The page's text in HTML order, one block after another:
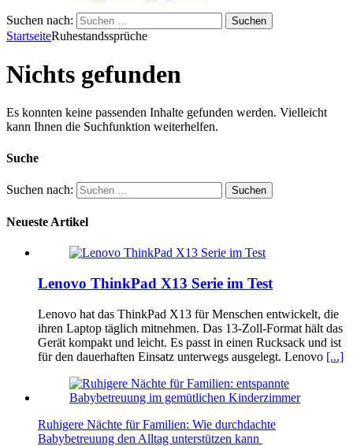
Suchen nach:
StartseiteRuhestandssprüche
Nichts gefunden
Es konnten keine passenden Inhalte gefunden werden. Vielleicht
kann Ihnen die Suchfunktion weiterhelfen.
Suche
Suchen nach:
Neueste Artikel
Lenovo ThinkPad X13 Serie im Test
Lenovo hat das ThinkPad X13 für Menschen entwickelt, die
ihren Laptop täglich mitnehmen. Das 13-Zoll-Format hält das
Gerät kompakt und leicht. Es passt in einen Rucksack und ist
für den dauerhaften Einsatz unterwegs ausgelegt. Lenovo [...]
Ruhigere Nächte für Familien: Wie durchdachte
Babybetreuung den Alltag unterstützen kann